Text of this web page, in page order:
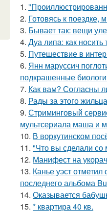
1.
2. Готовясь к поездке,
3. Бывает так: вещи
4. Дуа липа: как
5. Путешествие в
6. Янн маруссич
подкрашенные
7. Как вам? Согласны
8. Рады за этого
9. Стриминговый
мультсериала маша и
10. В воркутинском
11. "Что вы сделали со
12. Манифест на
13. Канье уэст
последнего альбома
14. Оказывается
15. * квартира 40 кв.